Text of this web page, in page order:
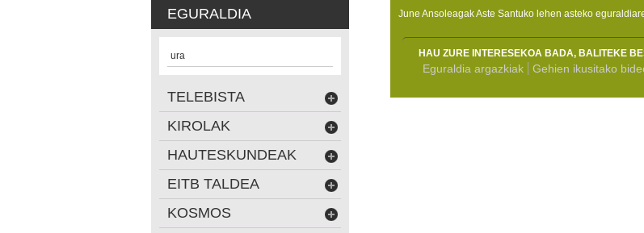
June Ansoleagak Aste Santuko lehen asteko
HAU ZURE INTERESEKOA BADA, BALITEKE
Eguraldia argazkiak Gehien ikusitako
EGURALDIA
ura
TELEBISTA
KIROLAK
HAUTESKUNDEAK
EITB TALDEA
KOSMOS